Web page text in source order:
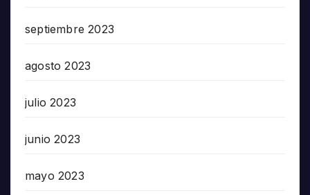
septiembre 2023
agosto 2023
julio 2023
junio 2023
mayo 2023